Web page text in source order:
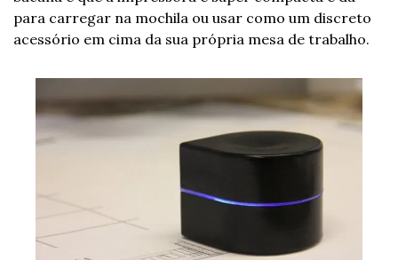
para carregar na mochila ou usar como um discreto
acessório em cima da sua própria mesa de trabalho.